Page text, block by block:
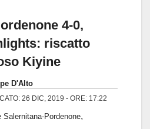
4-0,
riscatto
Kiyine
D'Alto
26 DIC, 2019 - ORE: 17:22
Salernitana-Pordenone,